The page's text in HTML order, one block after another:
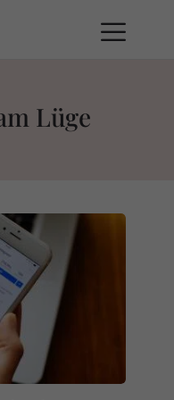
Lüge